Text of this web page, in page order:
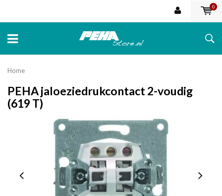
0
Home
PEHA jaloeziedrukcontact 2-voudig
(619 T)